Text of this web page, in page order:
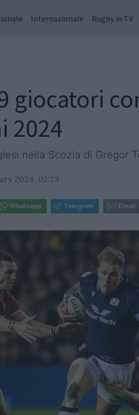
Internazionale Rugby in TV
giocatori
2024
nella Scozia di Gregor
2024, 02:23
Whatsapp Telegram Email